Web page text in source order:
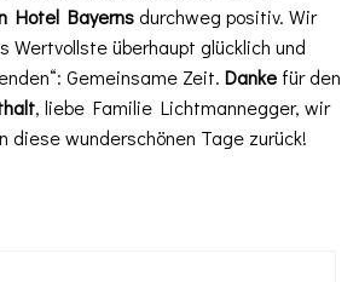
Hotel Bayernsdurchweg positiv. Wir
Wertvollste überhaupt glücklich und
Gemeinsame Zeit. Danke für den
, liebe Familie Lichtmannegger, wir
diese wunderschönen Tage zurück!